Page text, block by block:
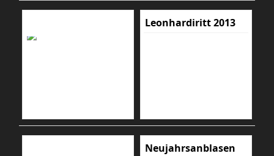
Leonhardiritt 2013
Neujahrsanblasen